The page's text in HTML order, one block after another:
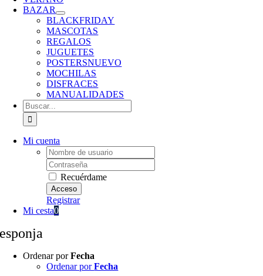
BAZAR
BLACKFRIDAY
MASCOTAS
REGALOS
JUGUETES
POSTERSNUEVO
MOCHILAS
DISFRACES
MANUALIDADES
Buscar:
Mi cuenta
Username:
Password:
Recuérdame
Registrar
Mi cesta0
esponja
Ordenar porFecha
Ordenar porFecha